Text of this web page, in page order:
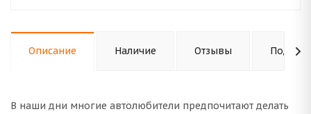
Описание Наличие Отзывы
В наши дни многие автолюбители предпочитают делать